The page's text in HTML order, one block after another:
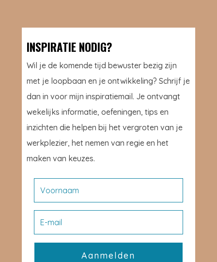
INSPIRATIE NODIG?
Wil je de komende tijd bewuster bezig zijn
met je loopbaan en je ontwikkeling? Schrijf je
dan in voor mijn inspiratiemail. Je ontvangt
wekelijks informatie, oefeningen, tips en
inzichten die helpen bij het vergroten van je
werkplezier, het nemen van regie en het
maken van keuzes.
Aanmelden